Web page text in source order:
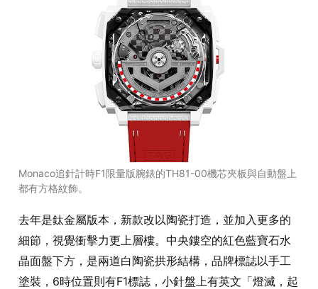
Monaco追針計時F1限量版腕錶的TH81-00機芯夾板與自動盤上
都有方格紋飾。
去年是鈦金屬版本，新款改以陶瓷打造，並加入更多的
細節，視覺衝擊力更上層樓。中央鏤空的紅色藍寶石水
晶面盤下方，是兩道白陶瓷拱形結構，品牌標誌以手工
塗裝，6時位置則有F1標誌，小針盤上有英文「燈滅，起